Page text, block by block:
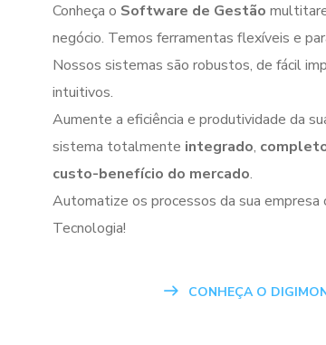
Conheça o Software de Gestão
negócio. Temos ferramentas flexíveis e
Nossos sistemas são robustos, de fácil
intuitivos.
Aumente a eficiência e produtividade da
sistema totalmente integrado,
custo-benefício do mercado.
Automatize os processos da sua empresa
Tecnologia!
CONHEÇA O